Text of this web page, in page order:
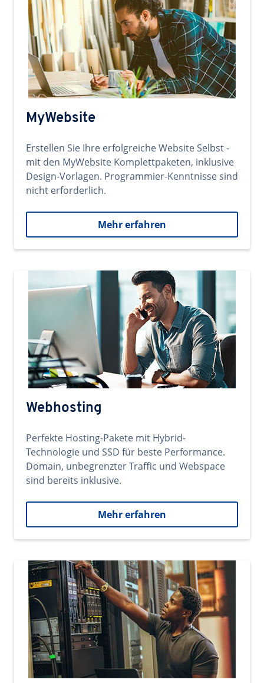
MyWebsite
Erstellen Sie Ihre erfolgreiche Website Selbst -
mit den MyWebsite Komplettpaketen, inklusive
Design-Vorlagen. Programmier-Kenntnisse sind
nicht erforderlich.
Mehr erfahren
Webhosting
Perfekte Hosting-Pakete mit Hybrid-
Technologie und SSD für beste Performance.
Domain, unbegrenzter Traffic und Webspace
sind bereits inklusive.
Mehr erfahren